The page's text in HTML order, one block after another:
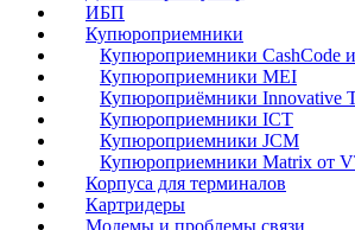
ИБП
Купюроприемники
Купюроприемники CashCode
Купюроприемники MEI
Купюроприёмники Innovative
Купюроприемники ICT
Купюроприемники JCM
Купюроприемники Matrix от
Корпуса для терминалов
Картридеры
Модемы и проблемы связи